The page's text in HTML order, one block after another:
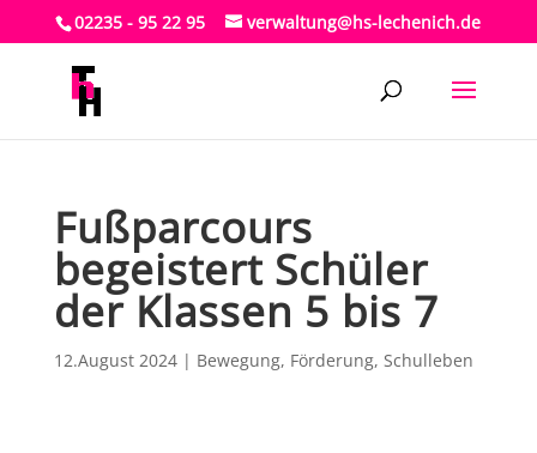
02235 - 95 22 95 verwaltung@hs-lechenich.de
Fußparcours
begeistert Schüler
der Klassen 5 bis 7
12.August 2024| Bewegung, Förderung, Schulleben